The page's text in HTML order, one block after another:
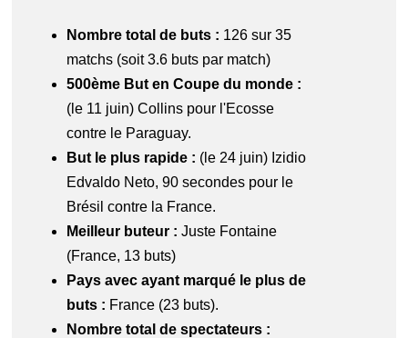
Nombre total de buts : 126 sur 35
matchs (soit 3.6 buts par match)
500ème But en Coupe du monde :
(le 11 juin) Collins pour l'Ecosse
contre le Paraguay.
But le plus rapide : (le 24 juin) Izidio
Edvaldo Neto, 90 secondes pour le
Brésil contre la France.
Meilleur buteur : Juste Fontaine
(France, 13 buts)
Pays avec ayant marqué le plus de
buts : France (23 buts).
Nombre total de spectateurs :